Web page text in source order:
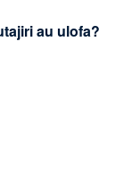
au ulofa?